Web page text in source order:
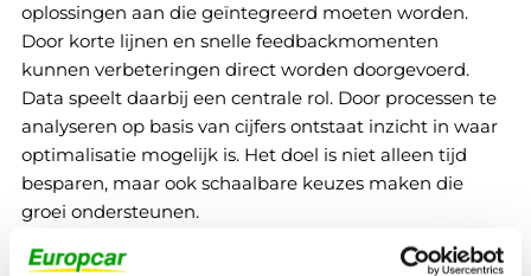
oplossingen aan die geïntegreerd moeten worden.
Door korte lijnen en snelle feedbackmomenten
kunnen verbeteringen direct worden doorgevoerd.
Data speelt daarbij een centrale rol. Door processen te
analyseren op basis van cijfers ontstaat inzicht in waar
optimalisatie mogelijk is. Het doel is niet alleen tijd
besparen, maar ook schaalbare keuzes maken die
groei ondersteunen.